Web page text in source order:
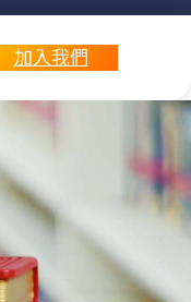
加入我們